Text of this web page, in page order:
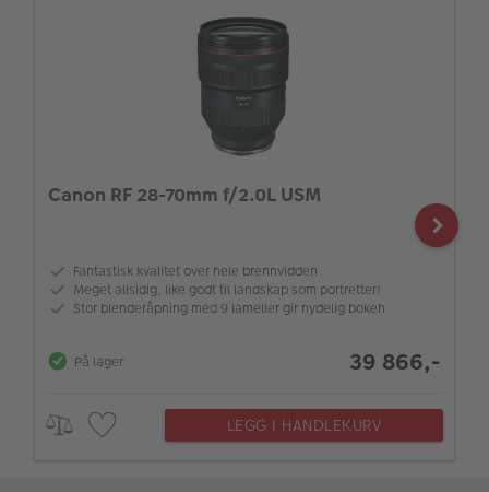
Canon RF 28-70mm f/2.0L USM
Fantastisk kvalitet over hele brennvidden
Meget allsidig, like godt til landskap som portretter!
Stor blenderåpning med 9 lameller gir nydelig bokeh
På lager 39 866,-
LEGG I HANDLEKURV